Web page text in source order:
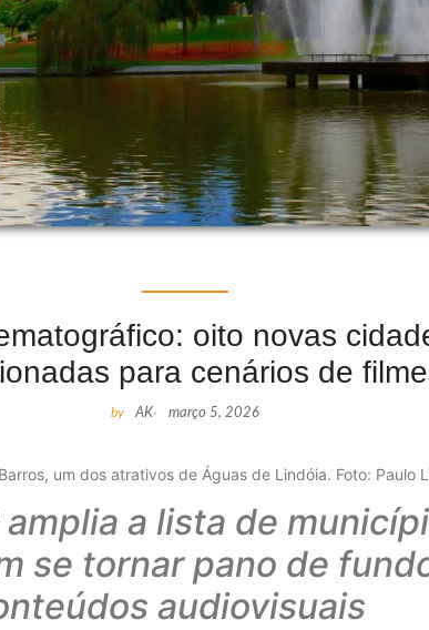
oito novas
para cenários de
by AK- março 5, 2026
um dos atrativos de Águas de Lindóia. Foto: Paulo
amplia a lista de
se tornar pano de
audiovisuais